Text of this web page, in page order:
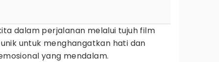
dalam perjalanan melalui tujuh film
untuk menghangatkan hati dan
yang mendalam.